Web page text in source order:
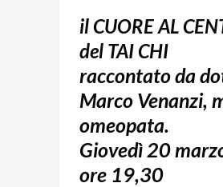
il CUORE AL
del TAI CHI
raccontato da
Marco Venanzi,
omeopata.
Giovedì 20
ore 19,30